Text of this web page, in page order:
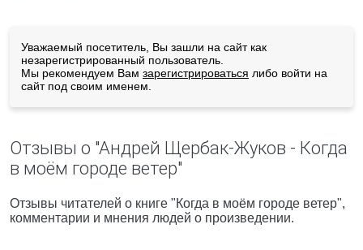
Уважаемый посетитель, Вы зашли на сайт как
незарегистрированный пользователь.
Мы рекомендуем Вам зарегистрироваться либо войти на
сайт под своим именем.
Отзывы о "Андрей Щербак-Жуков - Когда
в моём городе ветер"
Отзывы читателей о книге "Когда в моём городе ветер",
комментарии и мнения людей о произведении.